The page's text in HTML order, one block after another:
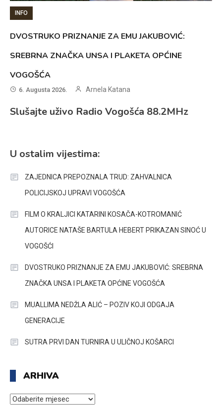
INFO
DVOSTRUKO PRIZNANJE ZA EMU JAKUBOVIĆ:
SREBRNA ZNAČKA UNSA I PLAKETA OPĆINE
VOGOŠĆA
6. Augusta 2026. Arnela Katana
Slušajte uživo Radio Vogošća 88.2MHz
U ostalim vijestima:
ZAJEDNICA PREPOZNALA TRUD: ZAHVALNICA
POLICIJSKOJ UPRAVI VOGOŠĆA
FILM O KRALJICI KATARINI KOSAČA-KOTROMANIĆ
AUTORICE NATAŠE BARTULA HEBERT PRIKAZAN SINOĆ U
VOGOŠĆI
DVOSTRUKO PRIZNANJE ZA EMU JAKUBOVIĆ: SREBRNA
ZNAČKA UNSA I PLAKETA OPĆINE VOGOŠĆA
MUALLIMA NEDŽLA ALIĆ – POZIV KOJI ODGAJA
GENERACIJE
SUTRA PRVI DAN TURNIRA U ULIČNOJ KOŠARCI
ARHIVA
ARHIVA